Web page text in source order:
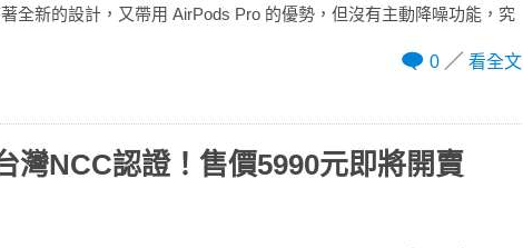
全新的設計，又帶用 AirPods Pro 的優勢，但沒有主動降噪功能，究
0
看全文
灣NCC認證！售價5990元即將開賣